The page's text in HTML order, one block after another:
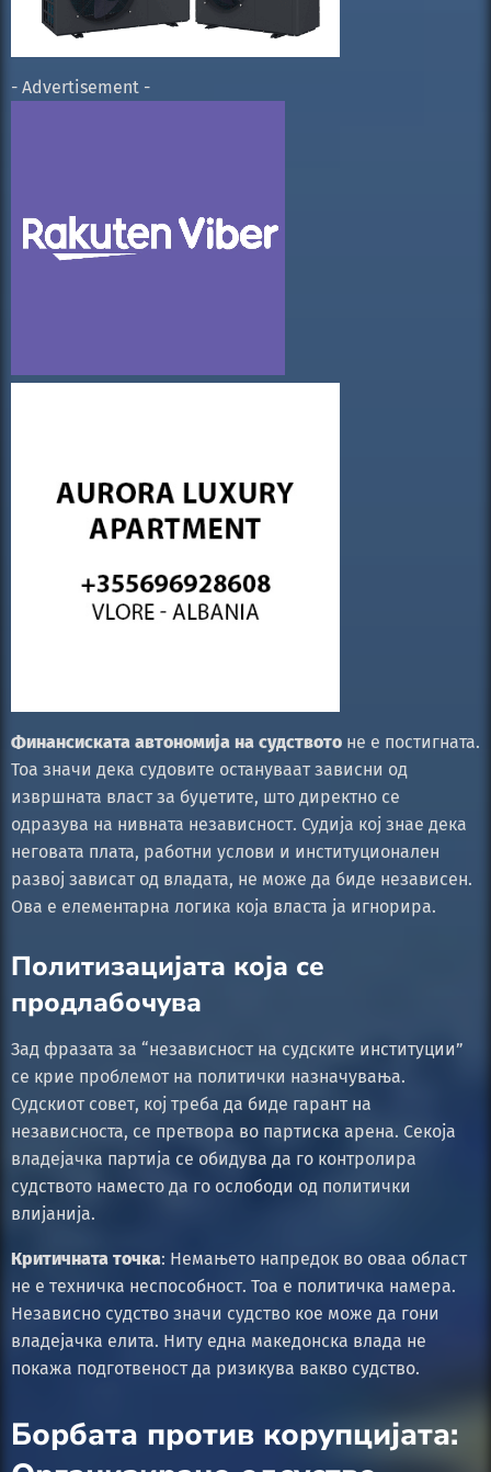
- Advertisement -
Финансиската автономија на судството не е постигната.
Тоа значи дека судовите остануваат зависни од
извршната власт за буџетите, што директно се
одразува на нивната независност. Судија кој знае дека
неговата плата, работни услови и институционален
развој зависат од владата, не може да биде независен.
Ова е елементарна логика која власта ја игнорира.
Политизацијата која се
продлабочува
Зад фразата за “независност на судските институции”
се крие проблемот на политички назначувања.
Судскиот совет, кој треба да биде гарант на
независноста, се претвора во партиска арена. Секоја
владејачка партија се обидува да го контролира
судството наместо да го ослободи од политички
влијанија.
Критичната точка: Немањето напредок во оваа област
не е техничка неспособност. Тоа е политичка намера.
Независно судство значи судство кое може да гони
владејачка елита. Ниту една македонска влада не
покажа подготвеност да ризикува вакво судство.
Борбата против корупцијата: